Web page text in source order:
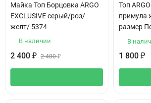
Майка Топ Борцовка ARGO
EXCLUSIVE серый/роз/
желт/ 5374
В наличии
2 400 ₽ 2 400₽
Топ
примула
размер
В
1 800 ₽